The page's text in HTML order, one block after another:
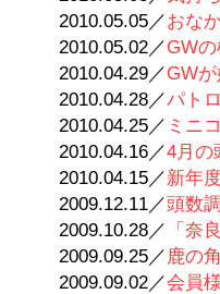
2010.05.05／おな
2010.05.02／GW
2010.04.29／GW
2010.04.28／パト
2010.04.25／ ミニ
2010.04.16／4月の
2010.04.15／新年
2009.12.11／頭数
2009.10.28／
「奈
2009.09.25／ 鹿の
2009.09.02／会員